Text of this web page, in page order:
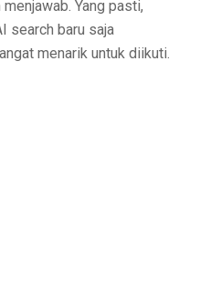
Yang pasti,
search baru saja
menarik untuk diikuti.